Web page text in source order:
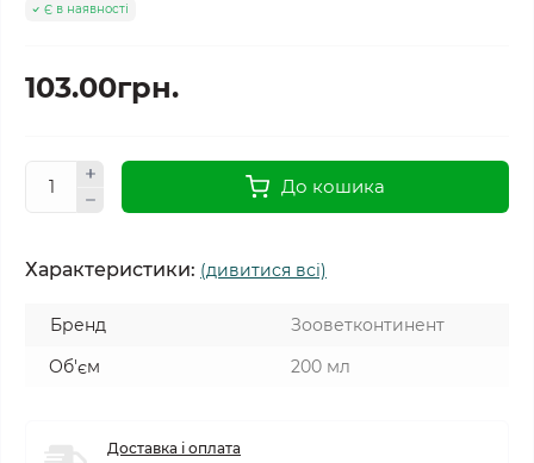
Є в наявності
103.00грн.
До кошика
Характеристики: (дивитися всі)
Бренд
Зооветконтинент
Об'єм
200 мл
Доставка і оплата